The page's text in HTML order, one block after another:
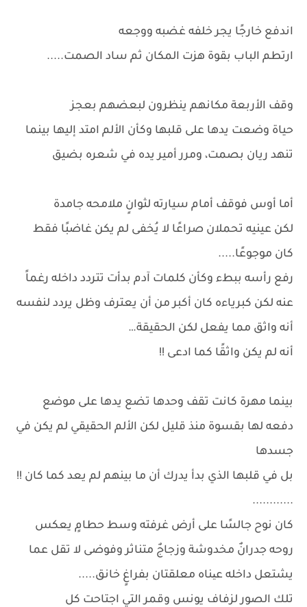
اندفع خارجًا يجر خلفه غضبه ووجعه
ارتطم الباب بقوة هزت المكان ثم ساد الصمت.....
وقف الأربعة مكانهم ينظرون لبعضهم بعجز
حياة وضعت يدها على قلبها وكأن الألم امتد إليها بينما
تنهد ريان بصمت، ومرر أمير يده في شعره بضيق
أما أوس فوقف أمام سيارته لثوانٍ ملامحه جامدة
لكن عينيه تحملان صراعًا لا يُخفى لم يكن غاضبًا فقط
كان موجوعًا.....
رفع رأسه ببطء وكأن كلمات آدم بدأت تتردد داخله رغماً
عنه لكن كبرياءه كان أكبر من أن يعترف وظل يردد لنفسه
أنه واثق مما يفعل لكن الحقيقة…
أنه لم يكن واثقًا كما ادعى !!
بينما مهرة كانت تقف وحدها تضع يدها على موضع
دفعه لها بقسوة منذ قليل لكن الألم الحقيقي لم يكن في
جسدها
بل في قلبها الذي بدأ يدرك أن ما بينهم لم يعد كما كان !!
............
كان نوح جالسًا على أرض غرفته وسط حطامٍ يعكس
روحه جدرانٌ مخدوشة وزجاجٌ متناثر وفوضى لا تقل عما
يشتعل داخله عیناه معلقتان بفراغٍ خانق.....
تلك الصور لزفاف يونس وقمر التي اجتاحت كل